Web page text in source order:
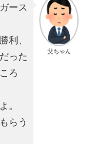
父ちゃん
ース
利、
った
ろ
。
らう